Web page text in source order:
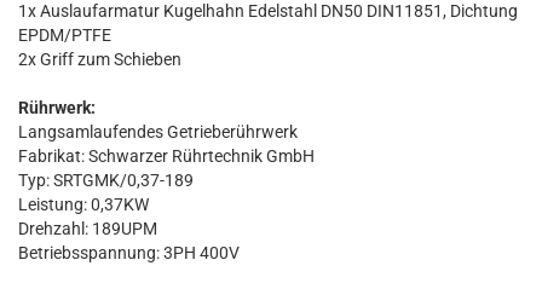
1x Auslaufarmatur Kugelhahn Edelstahl DN50 DIN11851, Dichtung
EPDM/PTFE
2x Griff zum Schieben
Rührwerk:
Langsamlaufendes Getrieberührwerk
Fabrikat: Schwarzer Rührtechnik GmbH
Typ: SRTGMK/0,37-189
Leistung: 0,37KW
Drehzahl: 189UPM
Betriebsspannung: 3PH 400V